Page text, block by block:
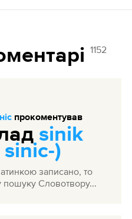
1152
прокоментував
sinik
sinic-)
записано, то
пошуку Словотвору...